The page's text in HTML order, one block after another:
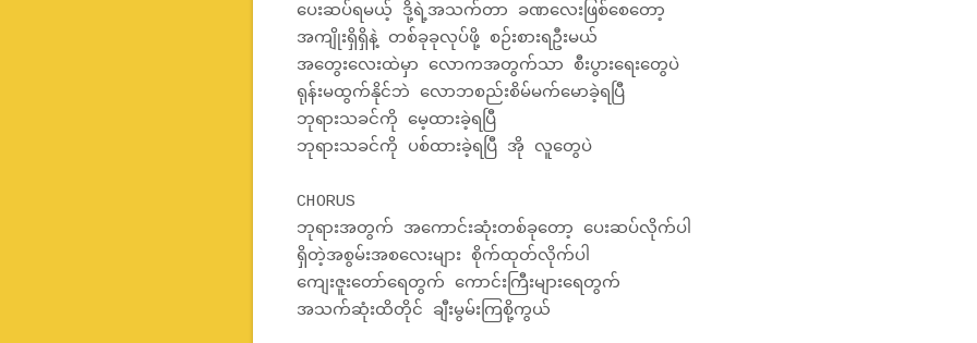
ပေးဆပ်ရမယ့် ဒို့ရဲ့အသက်တာ ခဏလေးဖြစ်စေတော့
အကျိုးရှိရှိနဲ့ တစ်ခုခုလုပ်ဖို့ စဉ်းစားရဦးမယ်
အတွေးလေးထဲမှာ လောကအတွက်သာ စီးပွားရေးတွေပဲ
ရုန်းမထွက်နိုင်ဘဲ လောဘစည်းစိမ်မက်မောခဲ့ရပြီ
ဘုရားသခင်ကို မေ့ထားခဲ့ရပြီ
ဘုရားသခင်ကို ပစ်ထားခဲ့ရပြီ အို လူတွေပဲ
CHORUS
ဘုရားအတွက် အကောင်းဆုံးတစ်ခုတော့ ပေးဆပ်လိုက်ပါ
ရှိတဲ့အစွမ်းအစလေးများ စိုက်ထုတ်လိုက်ပါ
ကျေးဇူးတော်ရေတွက် ကောင်းကြီးများရေတွက်
အသက်ဆုံးထိတိုင် ချီးမွမ်းကြစို့ကွယ်